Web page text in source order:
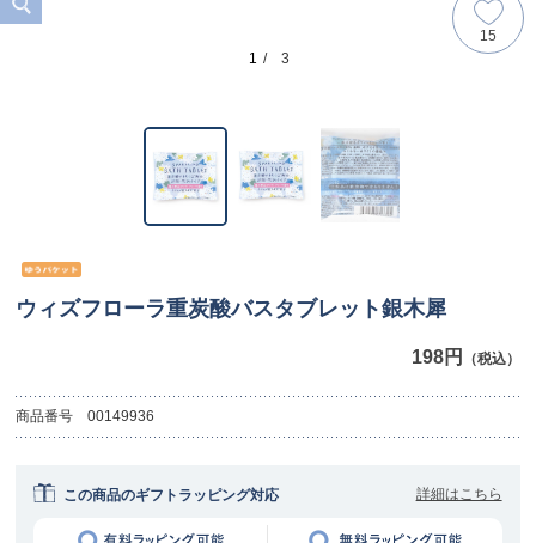
1 / 3
15
ウィズフローラ重炭酸バスタブレット銀木犀
198円 （税込）
商品番号 00149936
この商品のギフトラッピング対応 詳細はこちら